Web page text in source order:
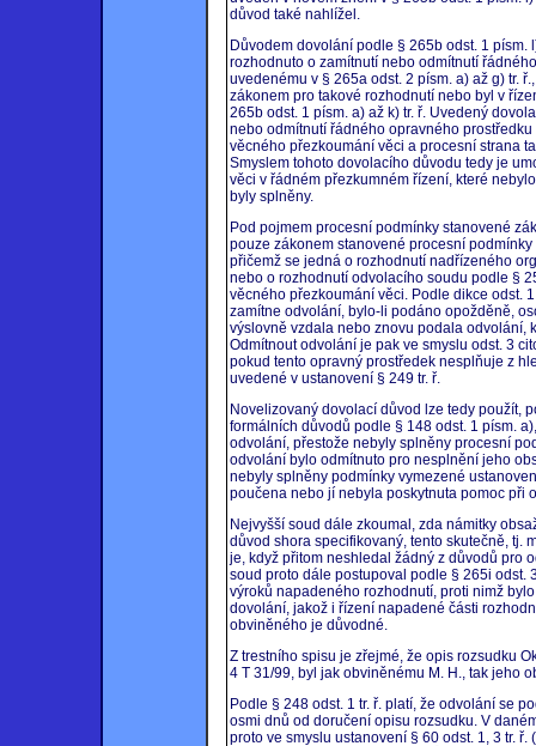
důvod také nahlížel.
Důvodem dovolání podle § 265b odst. 1 písm.
rozhodnuto o zamítnutí nebo odmítnutí
uvedenému v § 265a odst. 2 písm. a) až g) tr.
zákonem pro takové rozhodnutí nebo byl v
265b odst. 1 písm. a) až k) tr. ř. Uvedený
nebo odmítnutí řádného opravného
věcného přezkoumání věci a procesní strana
Smyslem tohoto dovolacího důvodu tedy je
věci v řádném přezkumném řízení, které
byly splněny.
Pod pojmem procesní podmínky stanovené
pouze zákonem stanovené procesní
přičemž se jedná o rozhodnutí nadřízeného
nebo o rozhodnutí odvolacího soudu podle §
věcného přezkoumání věci. Podle dikce odst.
zamítne odvolání, bylo-li podáno opožděně,
výslovně vzdala nebo znovu podala odvolání,
Odmítnout odvolání je pak ve smyslu odst. 3
pokud tento opravný prostředek nesplňuje z
uvedené v ustanovení § 249 tr. ř.
Novelizovaný dovolací důvod lze tedy použít,
formálních důvodů podle § 148 odst. 1 písm.
odvolání, přestože nebyly splněny procesní
odvolání bylo odmítnuto pro nesplnění jeho
nebyly splněny podmínky vymezené
poučena nebo jí nebyla poskytnuta pomoc při
Nejvyšší soud dále zkoumal, zda námitky
důvod shora specifikovaný, tento skutečně, tj.
je, když přitom neshledal žádný z důvodů pro
soud proto dále postupoval podle § 265i odst.
výroků napadeného rozhodnutí, proti nimž
dovolání, jakož i řízení napadené části
obviněného je důvodné.
Z trestního spisu je zřejmé, že opis rozsudku
4 T 31/99, byl jak obviněnému M. H., tak jeho
Podle § 248 odst. 1 tr. ř. platí, že odvolání se
osmi dnů od doručení opisu rozsudku. V
proto ve smyslu ustanovení § 60 odst. 1, 3 tr.